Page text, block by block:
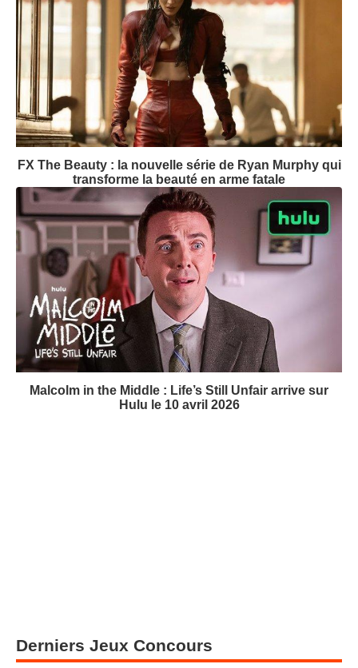
FX The Beauty : la nouvelle série de Ryan Murphy qui
transforme la beauté en arme fatale
Malcolm in the Middle : Life’s Still Unfair arrive sur
Hulu le 10 avril 2026
Derniers Jeux Concours